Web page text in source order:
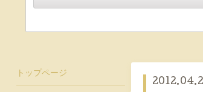
トップページ